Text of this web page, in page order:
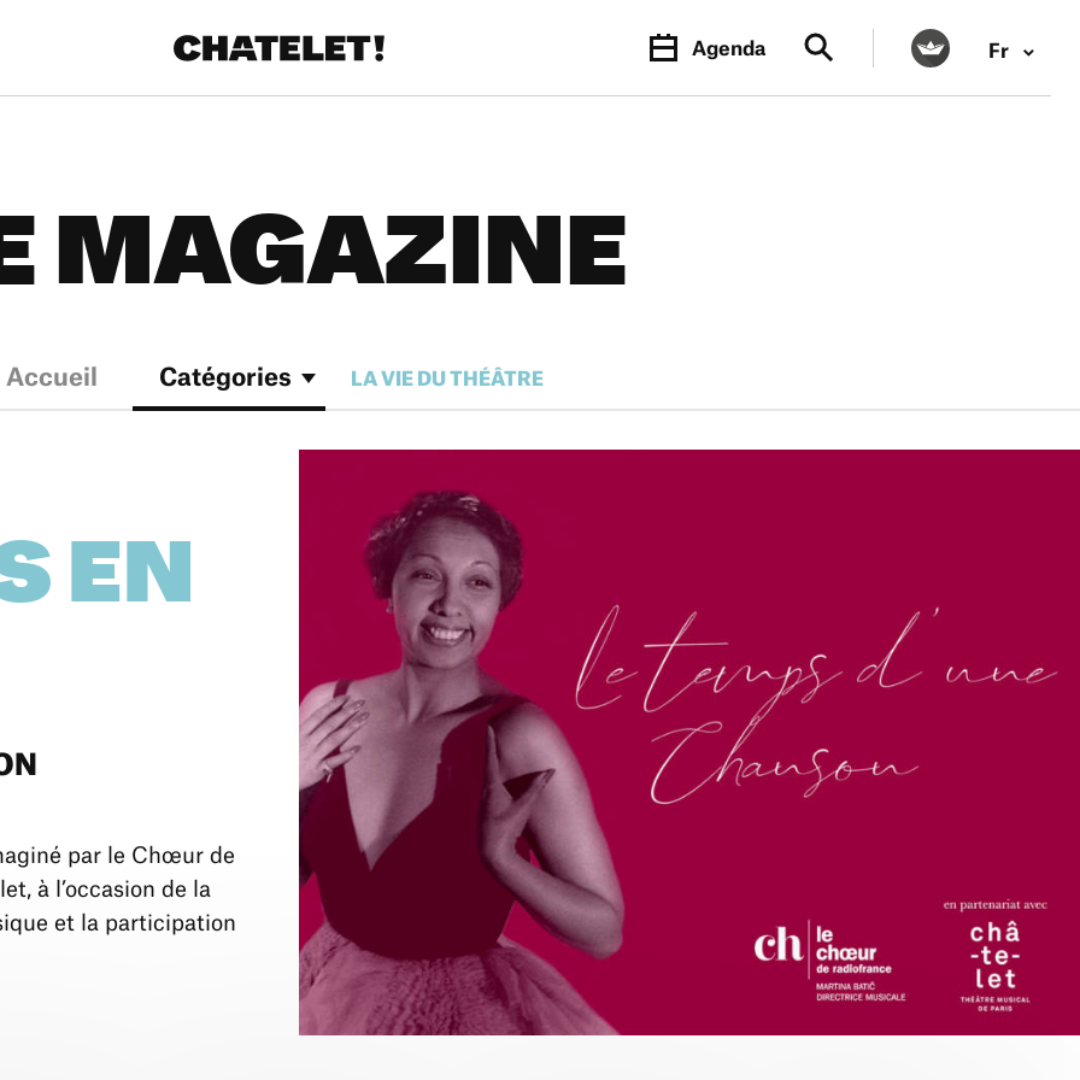
Agenda Fr
MAGAZINE
Accueil Catégories LA VIE DU THÉÂTRE
EN
par le Chœur de
à l’occasion de la
et la participation